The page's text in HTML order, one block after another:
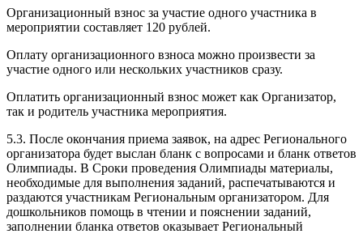
Организационный взнос за участие одного участника в
мероприятии составляет 120 рублей.
Оплату организационного взноса можно произвести за
участие одного или нескольких участников сразу.
Оплатить организационный взнос может как Организатор,
так и родитель участника мероприятия.
5.3. После окончания приема заявок, на адрес Регионального
организатора будет выслан бланк с вопросами и бланк ответов
Олимпиады. В Сроки проведения Олимпиады материалы,
необходимые для выполнения заданий, распечатываются и
раздаются участникам Региональным организатором. Для
дошкольников помощь в чтении и пояснении заданий,
заполнении бланка ответов оказывает Региональный